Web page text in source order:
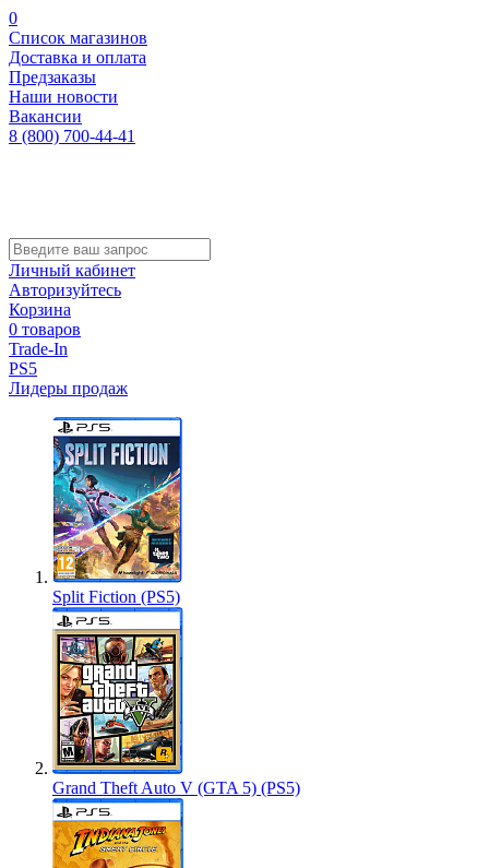
0
Список магазинов
Доставка и оплата
Предзаказы
Наши новости
Вакансии
8 (800) 700-44-41
Личный кабинет
Авторизуйтесь
Корзина
0 товаров
Trade-In
PS5
Лидеры продаж
Split Fiction (PS5)
Grand Theft Auto V (GTA 5) (PS5)